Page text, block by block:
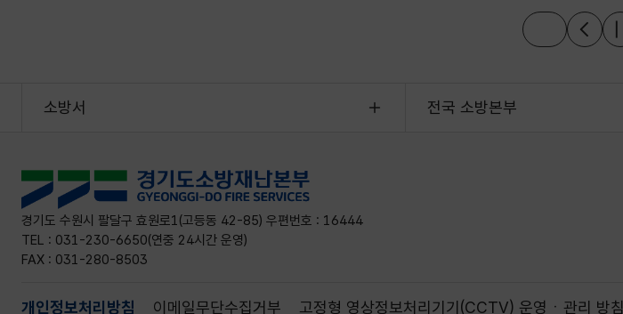
소방서 전국 소방본부
경기도 수원시 팔달구 효원로1(고등동 42-85) 우편번호 : 16444
TEL : 031-230-6650(연중 24시간 운영)
FAX : 031-280-8503
개인정보처리방침 이메일무단수집거부 고정형 영상정보처리기기(CCTV) 운영ㆍ관리 방침